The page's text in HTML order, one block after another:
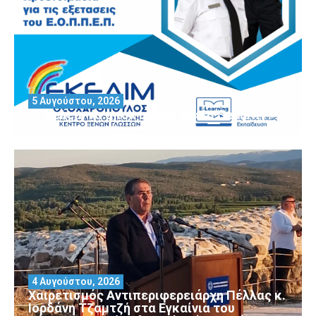
Θέλεις να αποκτήσεις άδεια Security?
5 Αυγούστου, 2026
Χαιρετισμός Αντιπεριφερειάρχη Πέλλας κ.
Ιορδάνη Τζαμτζή στα Εγκαίνια του
4 Αυγούστου, 2026